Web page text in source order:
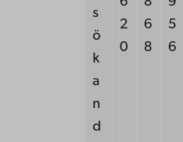
s
ö
k
a
n
d
2
0
6
8
5
6